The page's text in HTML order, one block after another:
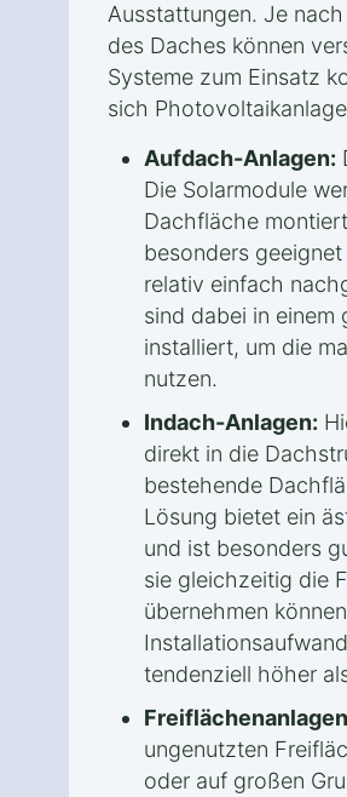
Ausstattungen. Je
des Daches können
Systeme zum Einsatz
sich
Aufdach-Anlagen:
Die Solarmodule
Dachfläche
besonders
relativ einfach
sind dabei in einem
installiert, um die
nutzen.
Indach-Anlagen:
direkt in die
bestehende
Lösung bietet ein
und ist besonders
sie gleichzeitig die
übernehmen
tendenziell höher
ungenutzten
oder auf großen